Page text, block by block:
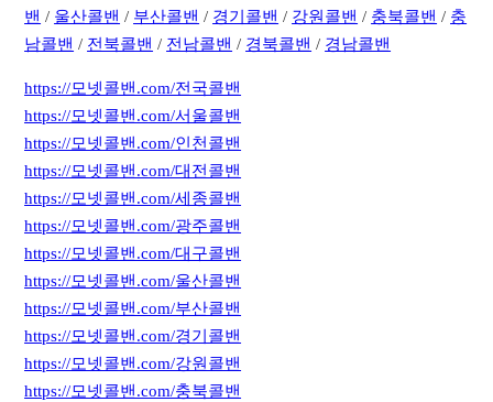
밴 / 울산콜밴 / 부산콜밴 / 경기콜밴 / 강원콜밴 / 충북콜밴 / 충
남콜밴 / 전북콜밴 / 전남콜밴 / 경북콜밴 / 경남콜밴
https://모넷콜밴.com/전국콜밴
https://모넷콜밴.com/서울콜밴
https://모넷콜밴.com/인천콜밴
https://모넷콜밴.com/대전콜밴
https://모넷콜밴.com/세종콜밴
https://모넷콜밴.com/광주콜밴
https://모넷콜밴.com/대구콜밴
https://모넷콜밴.com/울산콜밴
https://모넷콜밴.com/부산콜밴
https://모넷콜밴.com/경기콜밴
https://모넷콜밴.com/강원콜밴
https://모넷콜밴.com/충북콜밴